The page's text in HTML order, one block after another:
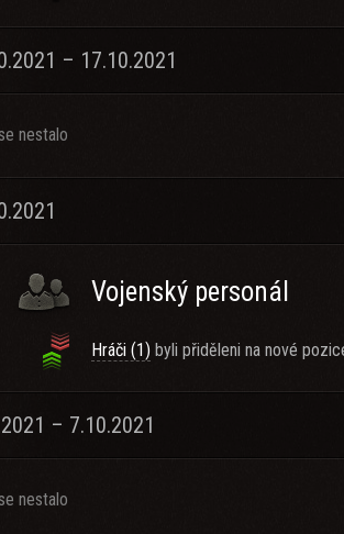
– 17.10.2021
nestalo
Vojenský personál
Hráči (1) byli přiděleni na nové
– 7.10.2021
nestalo